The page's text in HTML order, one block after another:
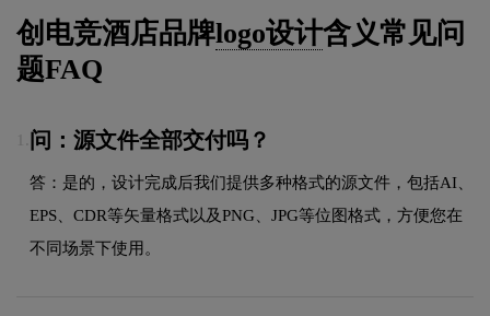
创电竞酒店品牌logo设计含义常见问
题FAQ
问：源文件全部交付吗？
答：是的，设计完成后我们提供多种格式的源文件，包括AI、
EPS、CDR等矢量格式以及PNG、JPG等位图格式，方便您在
不同场景下使用。